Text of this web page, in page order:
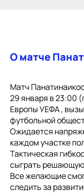
О матче
Матч
29 января в 23:00
Европы УЕФА ,
футбольной
Ожидается
каждом участке
Тактическая
сыграть
Все желающие
следить за